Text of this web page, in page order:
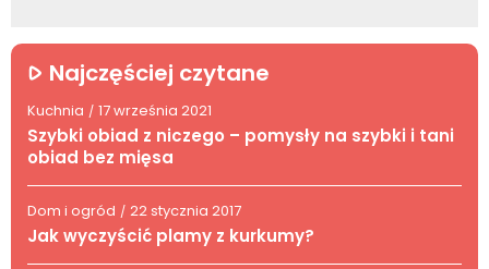
Najczęściej czytane
Kuchnia / 17 września 2021
Szybki obiad z niczego – pomysły na szybki i tani
obiad bez mięsa
Dom i ogród / 22 stycznia 2017
Jak wyczyścić plamy z kurkumy?